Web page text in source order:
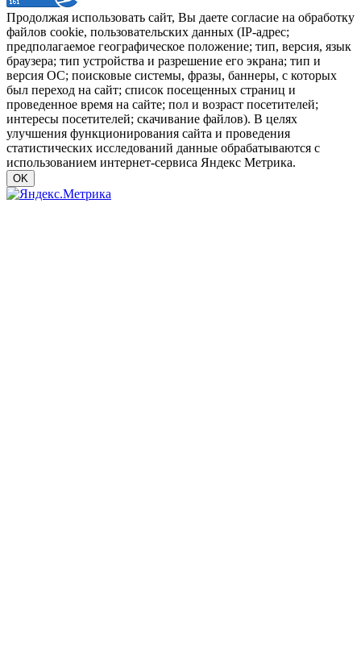
Продолжая использовать сайт, Вы даете согласие на обработку
файлов cookie, пользовательских данных (IP-адрес;
предполагаемое географическое положение; тип, версия, язык
браузера; тип устройства и разрешение его экрана; тип и
версия ОС; поисковые системы, фразы, баннеры, с которых
был переход на сайт; список посещенных страниц и
проведенное время на сайте; пол и возраст посетителей;
интересы посетителей; скачивание файлов). В целях
улучшения функционирования сайта и проведения
статистических исследований данные обрабатываются с
использованием интернет-сервиса Яндекс Метрика.
OK